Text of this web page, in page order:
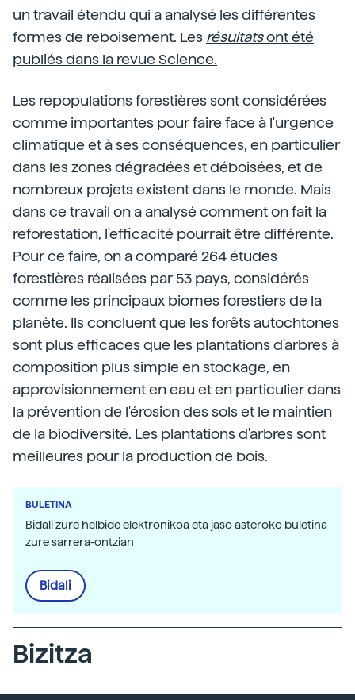
un travail étendu qui a analysé les différentes
formes de reboisement. Les résultatsont été
publiés dans la revue Science.
Les repopulations forestières sont considérées
comme importantes pour faire face à l'urgence
climatique et à ses conséquences, en particulier
dans les zones dégradées et déboisées, et de
nombreux projets existent dans le monde. Mais
dans ce travail on a analysé comment on fait la
reforestation, l'efficacité pourrait être différente.
Pour ce faire, on a comparé 264 études
forestières réalisées par 53 pays, considérés
comme les principaux biomes forestiers de la
planète. Ils concluent que les forêts autochtones
sont plus efficaces que les plantations d'arbres à
composition plus simple en stockage, en
approvisionnement en eau et en particulier dans
la prévention de l'érosion des sols et le maintien
de la biodiversité. Les plantations d'arbres sont
meilleures pour la production de bois.
BULETINA
Bidali zure helbide elektronikoa eta jaso asteroko buletina
zure sarrera-ontzian
Bidali
Bizitza